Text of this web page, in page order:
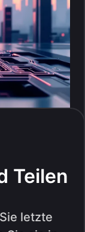
Teilen
letzte